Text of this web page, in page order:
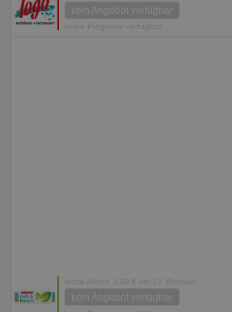
kein Angebot verfügbar
keine Prognose verfügbar
letzte Aktion 3,99 € vor 12 Wochen
kein Angebot verfügbar